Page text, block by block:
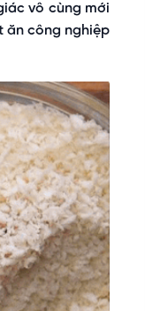
vô cùng mới
ăn công nghiệp